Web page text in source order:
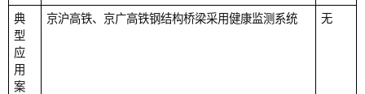
典
型
应
用
案
京沪高铁、京广高铁钢结构桥梁采用健康监测系统 无